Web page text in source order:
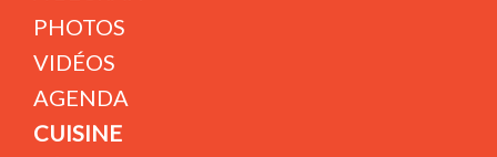
PHOTOS
VIDÉOS
AGENDA
CUISINE